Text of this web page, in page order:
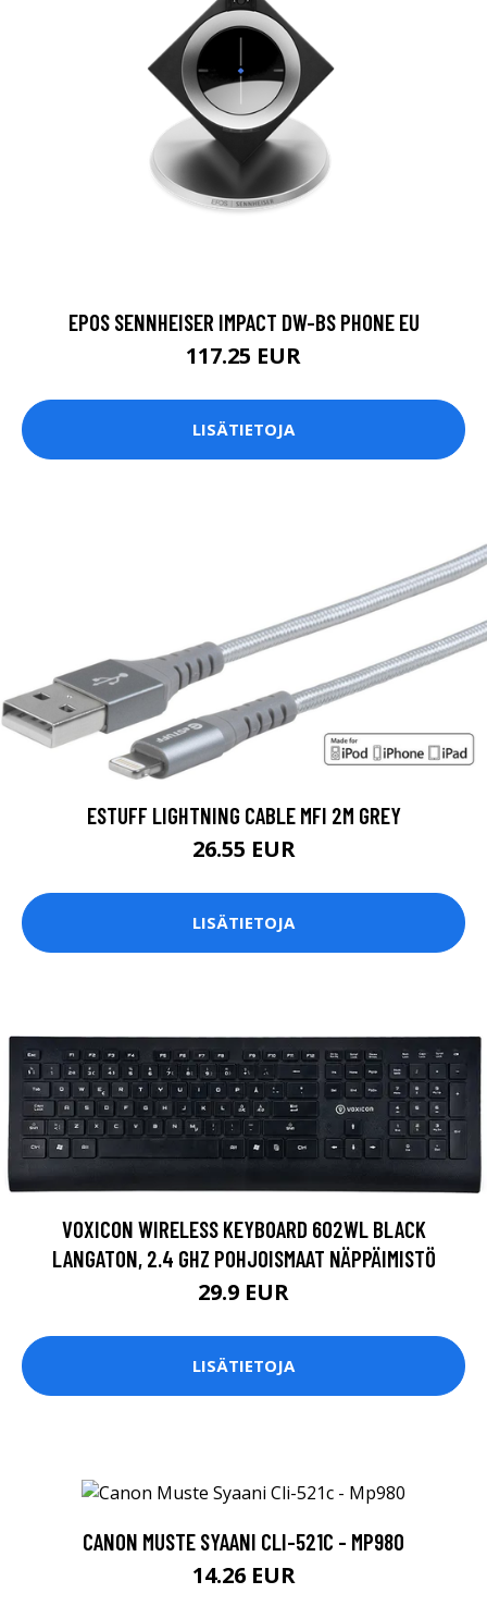
EPOS SENNHEISER IMPACT DW-BS PHONE EU
117.25 EUR
LISÄTIETOJA
ESTUFF LIGHTNING CABLE MFI 2M GREY
26.55 EUR
LISÄTIETOJA
VOXICON WIRELESS KEYBOARD 602WL BLACK
LANGATON, 2.4 GHZ POHJOISMAAT NÄPPÄIMISTÖ
29.9 EUR
LISÄTIETOJA
CANON MUSTE SYAANI CLI-521C - MP980
14.26 EUR